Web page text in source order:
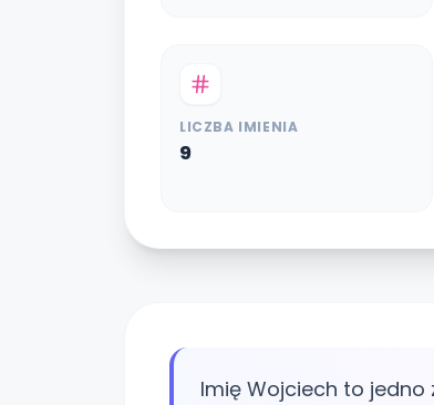
LICZBA IMIENIA
9
Imię Wojciech to